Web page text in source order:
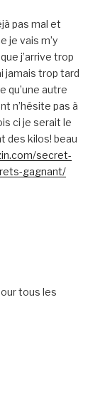
pas mal et
je vais m’y
j’arrive trop
jamais trop tard
qu’une autre
n’hésite pas à
ci je serait le
des kilos! beau
secret-
gagnant/
tous les